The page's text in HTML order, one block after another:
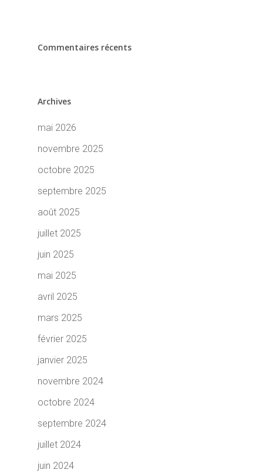
Commentaires récents
Archives
mai 2026
novembre 2025
octobre 2025
septembre 2025
août 2025
juillet 2025
juin 2025
mai 2025
avril 2025
mars 2025
février 2025
janvier 2025
novembre 2024
octobre 2024
septembre 2024
juillet 2024
juin 2024